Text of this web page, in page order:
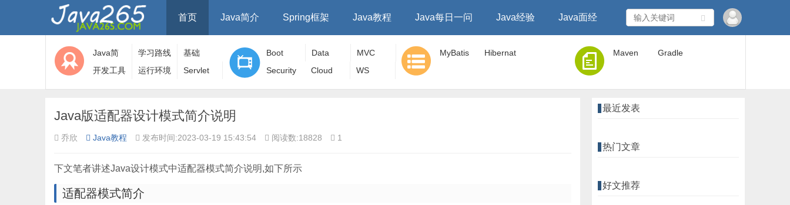
首页 Java简介 Spring框架 Java教程 Java每日一问 Java经验 Java面经
Java简
介
学习路线
基础
开发工具
运行环境 Servlet
Boot Data
MVC
Security
Cloud WS
MyBatis
Hibernat
Maven Gradle
Java版适配器设计模式简介说明
乔欣 Java教程 发布时间:2023-03-19 15:43:54 阅读数:18828 1
下文笔者讲述Java设计模式中适配器模式简介说明,如下所示
适配器模式简介
最近发表
热门文章
好文推荐